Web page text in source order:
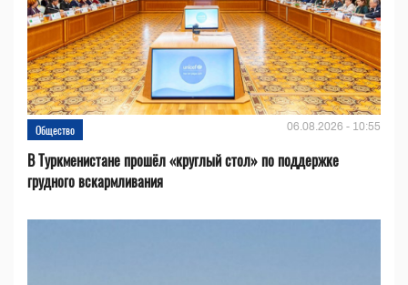
Общество 06.08.2026 - 10:55
В Туркменистане прошёл «круглый стол» по поддержке
грудного вскармливания